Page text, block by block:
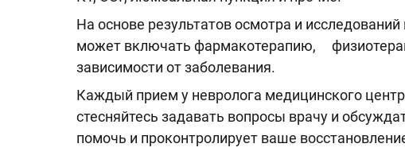
На основе результатов осмотра и
может включать фармакотерапию,
зависимости от заболевания.
Каждый прием у невролога медицинского
стесняйтесь задавать вопросы врачу и
помочь и проконтролирует ваше